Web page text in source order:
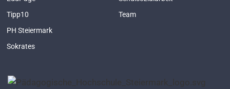
Tipp10
PH Steiermark
Sokrates
Team